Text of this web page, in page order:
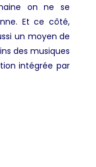
on ne se
Et ce côté,
un moyen de
des musiques
intégrée par